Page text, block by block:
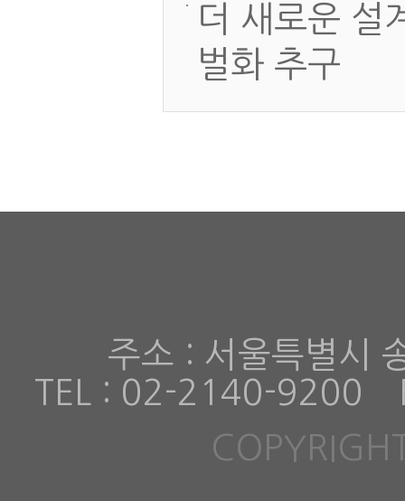
더 새로운 설
벌화 추구
주소 : 서울특별시
TEL : 02-2140-9200